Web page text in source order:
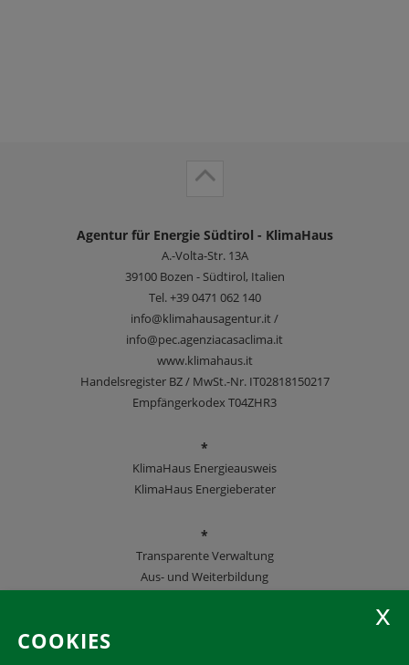
Agentur für Energie Südtirol - KlimaHaus
A.-Volta-Str. 13A
39100 Bozen - Südtirol, Italien
Tel.+39 0471 062 140
info@klimahausagentur.it /
info@pec.agenziacasaclima.it
www.klimahaus.it
Handelsregister BZ / MwSt.-Nr. IT02818150217
Empfängerkodex T04ZHR3
*
KlimaHaus Energieausweis
KlimaHaus Energieberater
*
Transparente Verwaltung
Aus- und Weiterbildung
COOKIES